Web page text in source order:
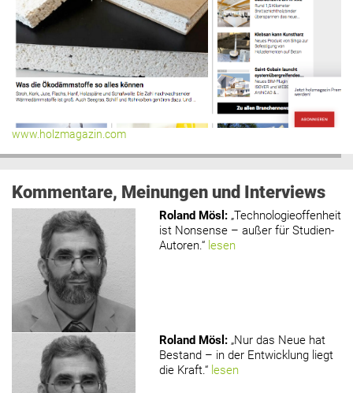
www.holzmagazin.com
Kommentare, Meinungen und Interviews
Roland Mösl : „Technologieoffenheit
ist Nonsense – außer für Studien-
Autoren.“ lesen
Roland Mösl : „Nur das Neue hat
Bestand – in der Entwicklung liegt
die Kraft.“ lesen